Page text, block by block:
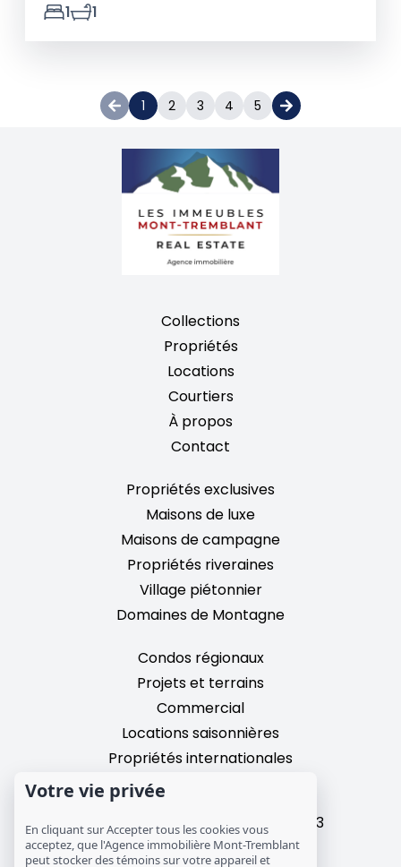
1
1
1 2 3 4 5
Collections
Propriétés
Locations
Courtiers
À propos
Contact
Propriétés exclusives
Maisons de luxe
Maisons de campagne
Propriétés riveraines
Village piétonnier
Domaines de Montagne
Condos régionaux
Projets et terrains
Commercial
Locations saisonnières
Propriétés internationales
2195, chemin du Village,
Mont-Tremblant, Quebec, J8E 3M3
T: 1 (819) 425-9324
Votre vie privée
En cliquant sur Accepter tous les cookies vous
acceptez, que l'Agence immobilière Mont-Tremblant
peut stocker des témoins sur votre appareil et